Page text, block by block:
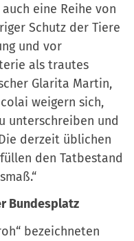
eine Reihe von
Schutz der Tiere
und vor
als trautes
Glarita Martin,
weigern sich,
unterschreiben und
derzeit üblichen
den Tatbestand
Bundesplatz
bezeichneten